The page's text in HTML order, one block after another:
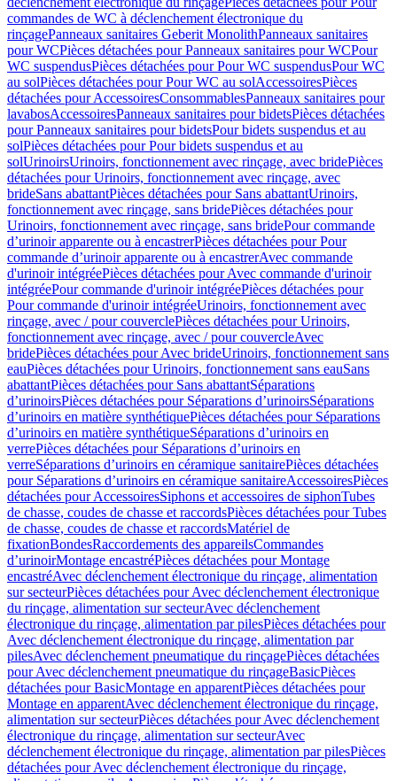
commandes de WC à déclenchement électronique du
rinçagePanneaux sanitaires Geberit MonolithPanneaux sanitaires
pour WCPièces détachées pour Panneaux sanitaires pour WCPour
WC suspendusPièces détachées pour Pour WC suspendusPour WC
au solPièces détachées pour Pour WC au solAccessoiresPièces
détachées pour AccessoiresConsommablesPanneaux sanitaires pour
lavabosAccessoiresPanneaux sanitaires pour bidetsPièces détachées
pour Panneaux sanitaires pour bidetsPour bidets suspendus et au
solPièces détachées pour Pour bidets suspendus et au
solUrinoirsUrinoirs, fonctionnement avec rinçage, avec bridePièces
détachées pour Urinoirs, fonctionnement avec rinçage, avec
brideSans abattantPièces détachées pour Sans abattantUrinoirs,
fonctionnement avec rinçage, sans bridePièces détachées pour
Urinoirs, fonctionnement avec rinçage, sans bridePour commande
d’urinoir apparente ou à encastrerPièces détachées pour Pour
commande d’urinoir apparente ou à encastrerAvec commande
d'urinoir intégréePièces détachées pour Avec commande d'urinoir
intégréePour commande d'urinoir intégréePièces détachées pour
Pour commande d'urinoir intégréeUrinoirs, fonctionnement avec
rinçage, avec / pour couverclePièces détachées pour Urinoirs,
fonctionnement avec rinçage, avec / pour couvercleAvec
bridePièces détachées pour Avec brideUrinoirs, fonctionnement sans
eauPièces détachées pour Urinoirs, fonctionnement sans eauSans
abattantPièces détachées pour Sans abattantSéparations
d’urinoirsPièces détachées pour Séparations d’urinoirsSéparations
d’urinoirs en matière synthétiquePièces détachées pour Séparations
d’urinoirs en matière synthétiqueSéparations d’urinoirs en
verrePièces détachées pour Séparations d’urinoirs en
verreSéparations d’urinoirs en céramique sanitairePièces détachées
pour Séparations d’urinoirs en céramique sanitaireAccessoiresPièces
détachées pour AccessoiresSiphons et accessoires de siphonTubes
de chasse, coudes de chasse et raccordsPièces détachées pour Tubes
de chasse, coudes de chasse et raccordsMatériel de
fixationBondesRaccordements des appareilsCommandes
dʼurinoirMontage encastréPièces détachées pour Montage
encastréAvec déclenchement électronique du rinçage, alimentation
sur secteurPièces détachées pour Avec déclenchement électronique
du rinçage, alimentation sur secteurAvec déclenchement
électronique du rinçage, alimentation par pilesPièces détachées pour
Avec déclenchement électronique du rinçage, alimentation par
pilesAvec déclenchement pneumatique du rinçagePièces détachées
pour Avec déclenchement pneumatique du rinçageBasicPièces
détachées pour BasicMontage en apparentPièces détachées pour
Montage en apparentAvec déclenchement électronique du rinçage,
alimentation sur secteurPièces détachées pour Avec déclenchement
électronique du rinçage, alimentation sur secteurAvec
déclenchement électronique du rinçage, alimentation par pilesPièces
détachées pour Avec déclenchement électronique du rinçage,